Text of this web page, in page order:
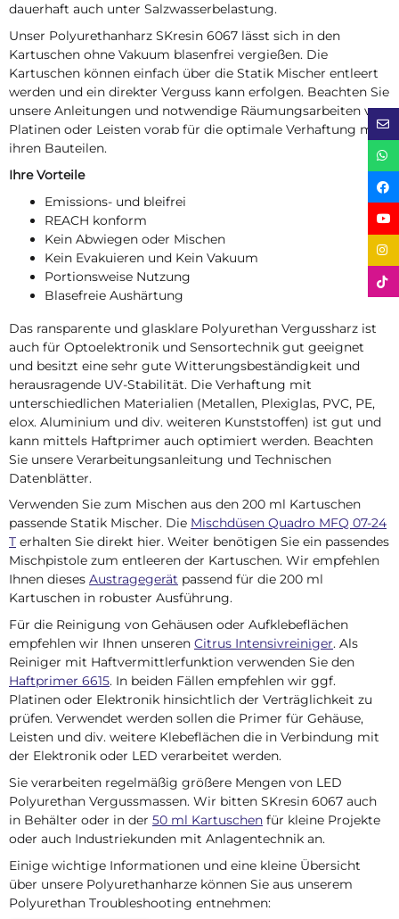
dauerhaft auch unter Salzwasserbelastung.
Unser Polyurethanharz SKresin 6067 lässt sich in den
Kartuschen ohne Vakuum blasenfrei vergießen. Die
Kartuschen können einfach über die Statik Mischer entleert
werden und ein direkter Verguss kann erfolgen. Beachten Sie
unsere Anleitungen und notwendige Räumungsarbeiten von
Platinen oder Leisten vorab für die optimale Verhaftung mit
ihren Bauteilen.
Ihre Vorteile
Emissions- und bleifrei
REACH konform
Kein Abwiegen oder Mischen
Kein Evakuieren und Kein Vakuum
Portionsweise Nutzung
Blasefreie Aushärtung
Das ransparente und glasklare Polyurethan Vergussharz ist
auch für Optoelektronik und Sensortechnik gut geeignet
und besitzt eine sehr gute Witterungsbeständigkeit und
herausragende UV-Stabilität. Die Verhaftung mit
unterschiedlichen Materialien (Metallen, Plexiglas, PVC, PE,
elox. Aluminium und div. weiteren Kunststoffen) ist gut und
kann mittels Haftprimer auch optimiert werden. Beachten
Sie unsere Verarbeitungsanleitung und Technischen
Datenblätter.
Verwenden Sie zum Mischen aus den 200 ml Kartuschen
passende Statik Mischer. Die Mischdüsen Quadro MFQ 07-24
T erhalten Sie direkt hier. Weiter benötigen Sie ein passendes
Mischpistole zum entleeren der Kartuschen. Wir empfehlen
Ihnen dieses Austragegerät passend für die 200 ml
Kartuschen in robuster Ausführung.
Für die Reinigung von Gehäusen oder Aufklebeflächen
empfehlen wir Ihnen unseren Citrus Intensivreiniger. Als
Reiniger mit Haftvermittlerfunktion verwenden Sie den
Haftprimer 6615. In beiden Fällen empfehlen wir ggf.
Platinen oder Elektronik hinsichtlich der Verträglichkeit zu
prüfen. Verwendet werden sollen die Primer für Gehäuse,
Leisten und div. weitere Klebeflächen die in Verbindung mit
der Elektronik oder LED verarbeitet werden.
Sie verarbeiten regelmäßig größere Mengen von LED
Polyurethan Vergussmassen. Wir bitten SKresin 6067 auch
in Behälter oder in der 50 ml Kartuschen für kleine Projekte
oder auch Industriekunden mit Anlagentechnik an.
Einige wichtige Informationen und eine kleine Übersicht
über unsere Polyurethanharze können Sie aus unserem
Polyurethan Troubleshooting entnehmen: